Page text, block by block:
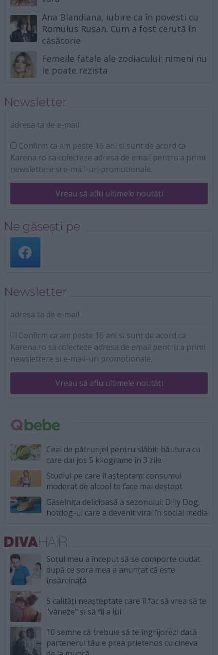
Ana Blandiana, iubire ca în povesti cu
Romulus Rusan. Cum a fost cerută în
căsătorie
Femeile fatale ale zodiacului: nimeni nu
le poate rezista
Newsletter
adresa ta de e-mail
Confirm ca am peste 16 ani si sunt de acord ca
Karena.ro sa colecteze adresa de email pentru a primi
newslettere si e-mail-uri promotionale.
Vreau să aflu ultimele noutăți
Ne găsești pe
Newsletter
adresa ta de e-mail
Confirm ca am peste 16 ani si sunt de acord ca
Karena.ro sa colecteze adresa de email pentru a primi
newslettere si e-mail-uri promotionale.
Vreau să aflu ultimele noutăți
Ceai de pătrunjel pentru slăbit: băutura cu
care dai jos 5 kilograme în 3 zile
Studiul pe care îl așteptam: consumul
moderat de alcool te face mai deștept
Găselnița delicioasă a sezonului: Dilly Dog,
hotdog-ul care a devenit viral în social media
Soțul meu a început să se comporte ciudat
după ce sora mea a anunțat că este
însărcinată
5 calități neașteptate care îl fac să vrea să te
"vâneze" și să fii a lui
10 semne că trebuie să te îngrijorezi dacă
partenerul tău e prea prietenos cu cineva